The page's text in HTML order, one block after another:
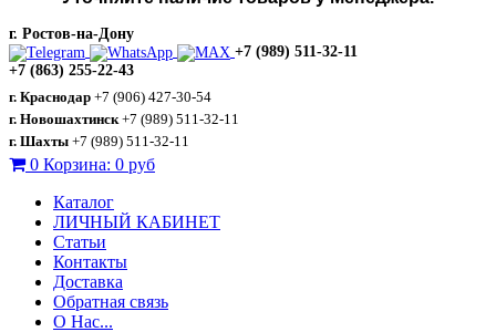
г. Ростов-на-Дону
+7 (989) 511-32-11
+7 (863) 255-22-43
г. Краснодар +7 (906) 427-30-54
г. Новошахтинск +7 (989) 511-32-11
г. Шахты +7 (989) 511-32-11
0 Корзина: 0 руб
Каталог
ЛИЧНЫЙ КАБИНЕТ
Статьи
Контакты
Доставка
Обратная связь
О Нас...